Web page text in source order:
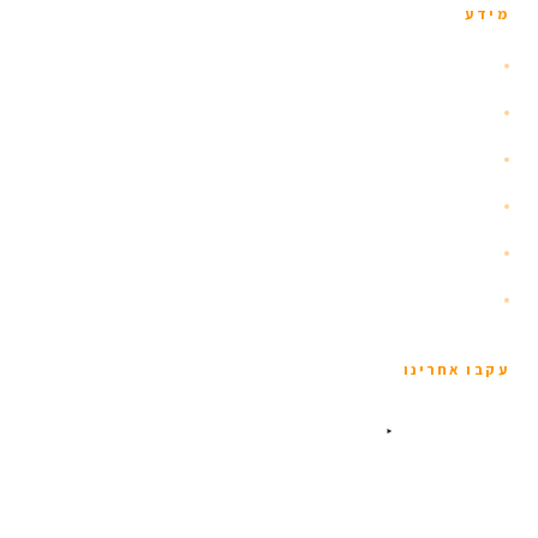
מידע
אודות
הזוהר הצפוני
איסלנד עם ילדים
שומרי כשרות
תנאים כלליים
מדיניות פרטיות
עקבו אחרינו